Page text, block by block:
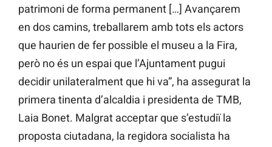
patrimoni de forma permanent […] Avançarem
en dos camins, treballarem amb tots els actors
que haurien de fer possible el museu a la Fira,
però no és un espai que l’Ajuntament pugui
decidir unilateralment que hi va”, ha assegurat la
primera tinenta d’alcaldia i presidenta de TMB,
Laia Bonet. Malgrat acceptar que s’estudiï la
proposta ciutadana, la regidora socialista ha